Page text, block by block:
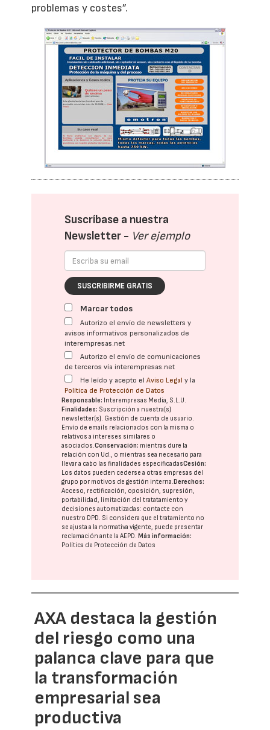
problemas y costes”.
Suscríbase a nuestra
Newsletter - Ver ejemplo
SUSCRIBIRME GRATIS
Marcar todos
Autorizo el envío de newsletters y
avisos informativos personalizados de
interempresas.net
Autorizo el envío de comunicaciones
de terceros vía interempresas.net
He leído y acepto elAviso Legal y la
Política de Protección de Datos
Responsable: Interempresas Media, S.L.U.
Finalidades: Suscripción a nuestra(s)
newsletter(s). Gestión de cuenta de usuario.
Envío de emails relacionados con la misma o
relativos a intereses similares o
asociados.Conservación: mientras dure la
relación con Ud., o mientras sea necesario para
llevar a cabo las finalidades especificadasCesión:
Los datos pueden cederse a otras empresas del
grupo por motivos de gestión interna. Derechos:
Acceso, rectificación, oposición, supresión,
portabilidad, limitación del tratatamiento y
decisiones automatizadas: contacte con
nuestro DPD. Si considera que el tratamiento no
se ajusta a la normativa vigente, puede presentar
reclamación ante laAEPD. Más información:
Política de Protección de Datos
AXA destaca la gestión
del riesgo como una
palanca clave para que
la transformación
empresarial sea
productiva